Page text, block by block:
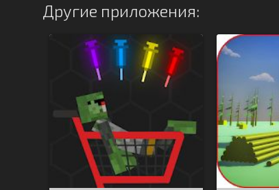
Другие приложения: